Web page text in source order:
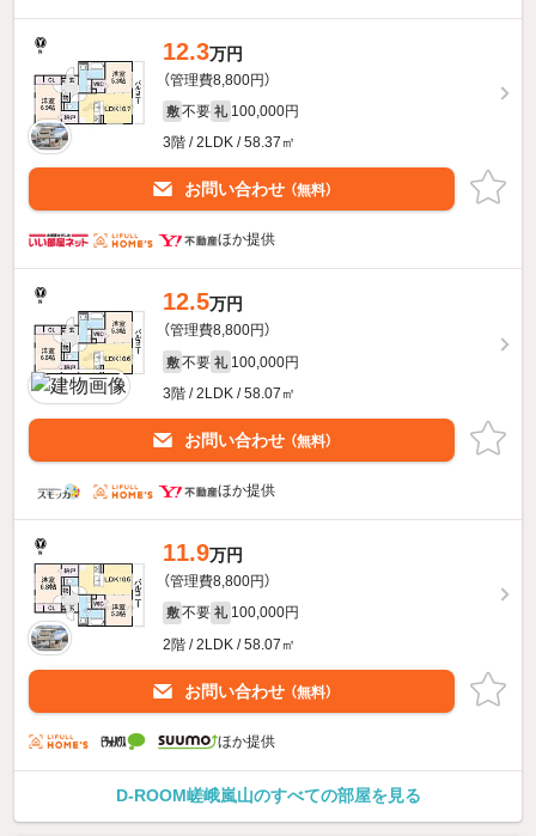
12.3万円
（管理費8,800円）
敷 不要 礼 100,000円
3階 / 2LDK / 58.37㎡
お問い合わせ （無料）
ほか提供
12.5万円
（管理費8,800円）
敷 不要 礼 100,000円
3階 / 2LDK / 58.07㎡
お問い合わせ （無料）
ほか提供
11.9万円
（管理費8,800円）
敷 不要 礼 100,000円
2階 / 2LDK / 58.07㎡
お問い合わせ （無料）
ほか提供
D-ROOM嵯峨嵐山のすべての部屋を見る